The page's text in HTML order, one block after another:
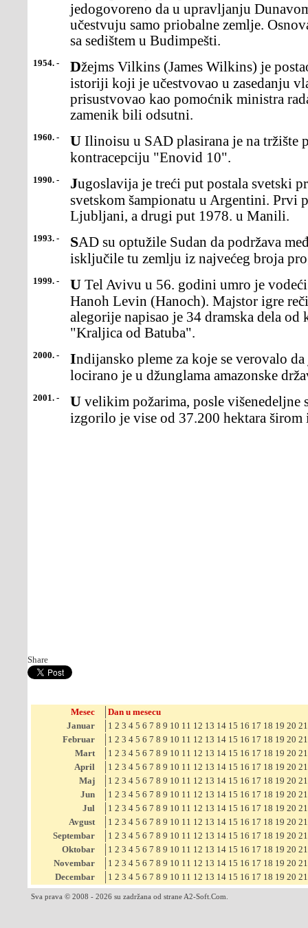
jedogovoreno da u upravljanju
učestvuju samo priobalne zemlje.
sa sedištem u Budimpešti.
1954. - Džejms Vilkins (James Wilkins) je postao prvi crnac uameričkoj
istoriji koji je učestvovao u zasedanju
prisustvovao kao pomoćnik ministra
zamenik bili odsutni.
1960. - U Ilinoisu u SAD plasirana je na tržište prva oralna pilula za
kontracepciju "Enovid 10".
1990. - Jugoslavija je treći put postala svetski prvak u košarcina 11.
svetskom šampionatu u Argentini. Prvi
Ljubljani, a drugi put 1978. u Manili.
1993. - SAD su optužile Sudan da podržava međunarodni terorizami
isključile tu zemlju iz najvećeg broja
1999. - U Tel Avivu u 56. godini umro je vodeći izraelski dramskipisac
Hanoh Levin (Hanoch). Majstor igre
alegorije napisao je 34 dramska dela
"Kraljica od Batuba".
2000. - Indijansko pleme za koje se verovalo da je nestalo pre 80 godina,
locirano je u džunglama amazonske
2001. - U velikim požarima, posle višenedeljne suše u državi Vašington,
izgorilo je vise od 37.200 hektara širom
Share
Mesec
Dan u mesecu
Januar
1 2 3 4 5 6 7 8 9 10 11 12 13 14 15 16 17 18 19 20 21
Februar
1 2 3 4 5 6 7 8 9 10 11 12 13 14 15 16 17 18 19 20 21
Mart
1 2 3 4 5 6 7 8 9 10 11 12 13 14 15 16 17 18 19 20 21
April
1 2 3 4 5 6 7 8 9 10 11 12 13 14 15 16 17 18 19 20 21
Maj
1 2 3 4 5 6 7 8 9 10 11 12 13 14 15 16 17 18 19 20 21
Jun
1 2 3 4 5 6 7 8 9 10 11 12 13 14 15 16 17 18 19 20 21
Jul
1 2 3 4 5 6 7 8 9 10 11 12 13 14 15 16 17 18 19 20 21
Avgust
1 2 3 4 5 6 7 8 9 10 11 12 13 14 15 16 17 18 19 20 21
Septembar
1 2 3 4 5 6 7 8 9 10 11 12 13 14 15 16 17 18 19 20 21
Oktobar
1 2 3 4 5 6 7 8 9 10 11 12 13 14 15 16 17 18 19 20 21
Novembar
1 2 3 4 5 6 7 8 9 10 11 12 13 14 15 16 17 18 19 20 21
Decembar
1 2 3 4 5 6 7 8 9 10 11 12 13 14 15 16 17 18 19 20 21
Sva prava © 2008 - 2026 su zadržana od strane A2-Soft.Com.